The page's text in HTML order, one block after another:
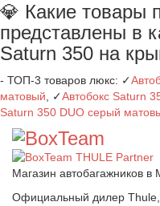
💎 Какие товары
представлены в
Saturn 350 на
- ТОП-3 товаров люкс: ✓
матовый , ✓Автобокс Saturn
Saturn 350 DUO серый
Магазин автобагажников в
Официальный дилер Thule,